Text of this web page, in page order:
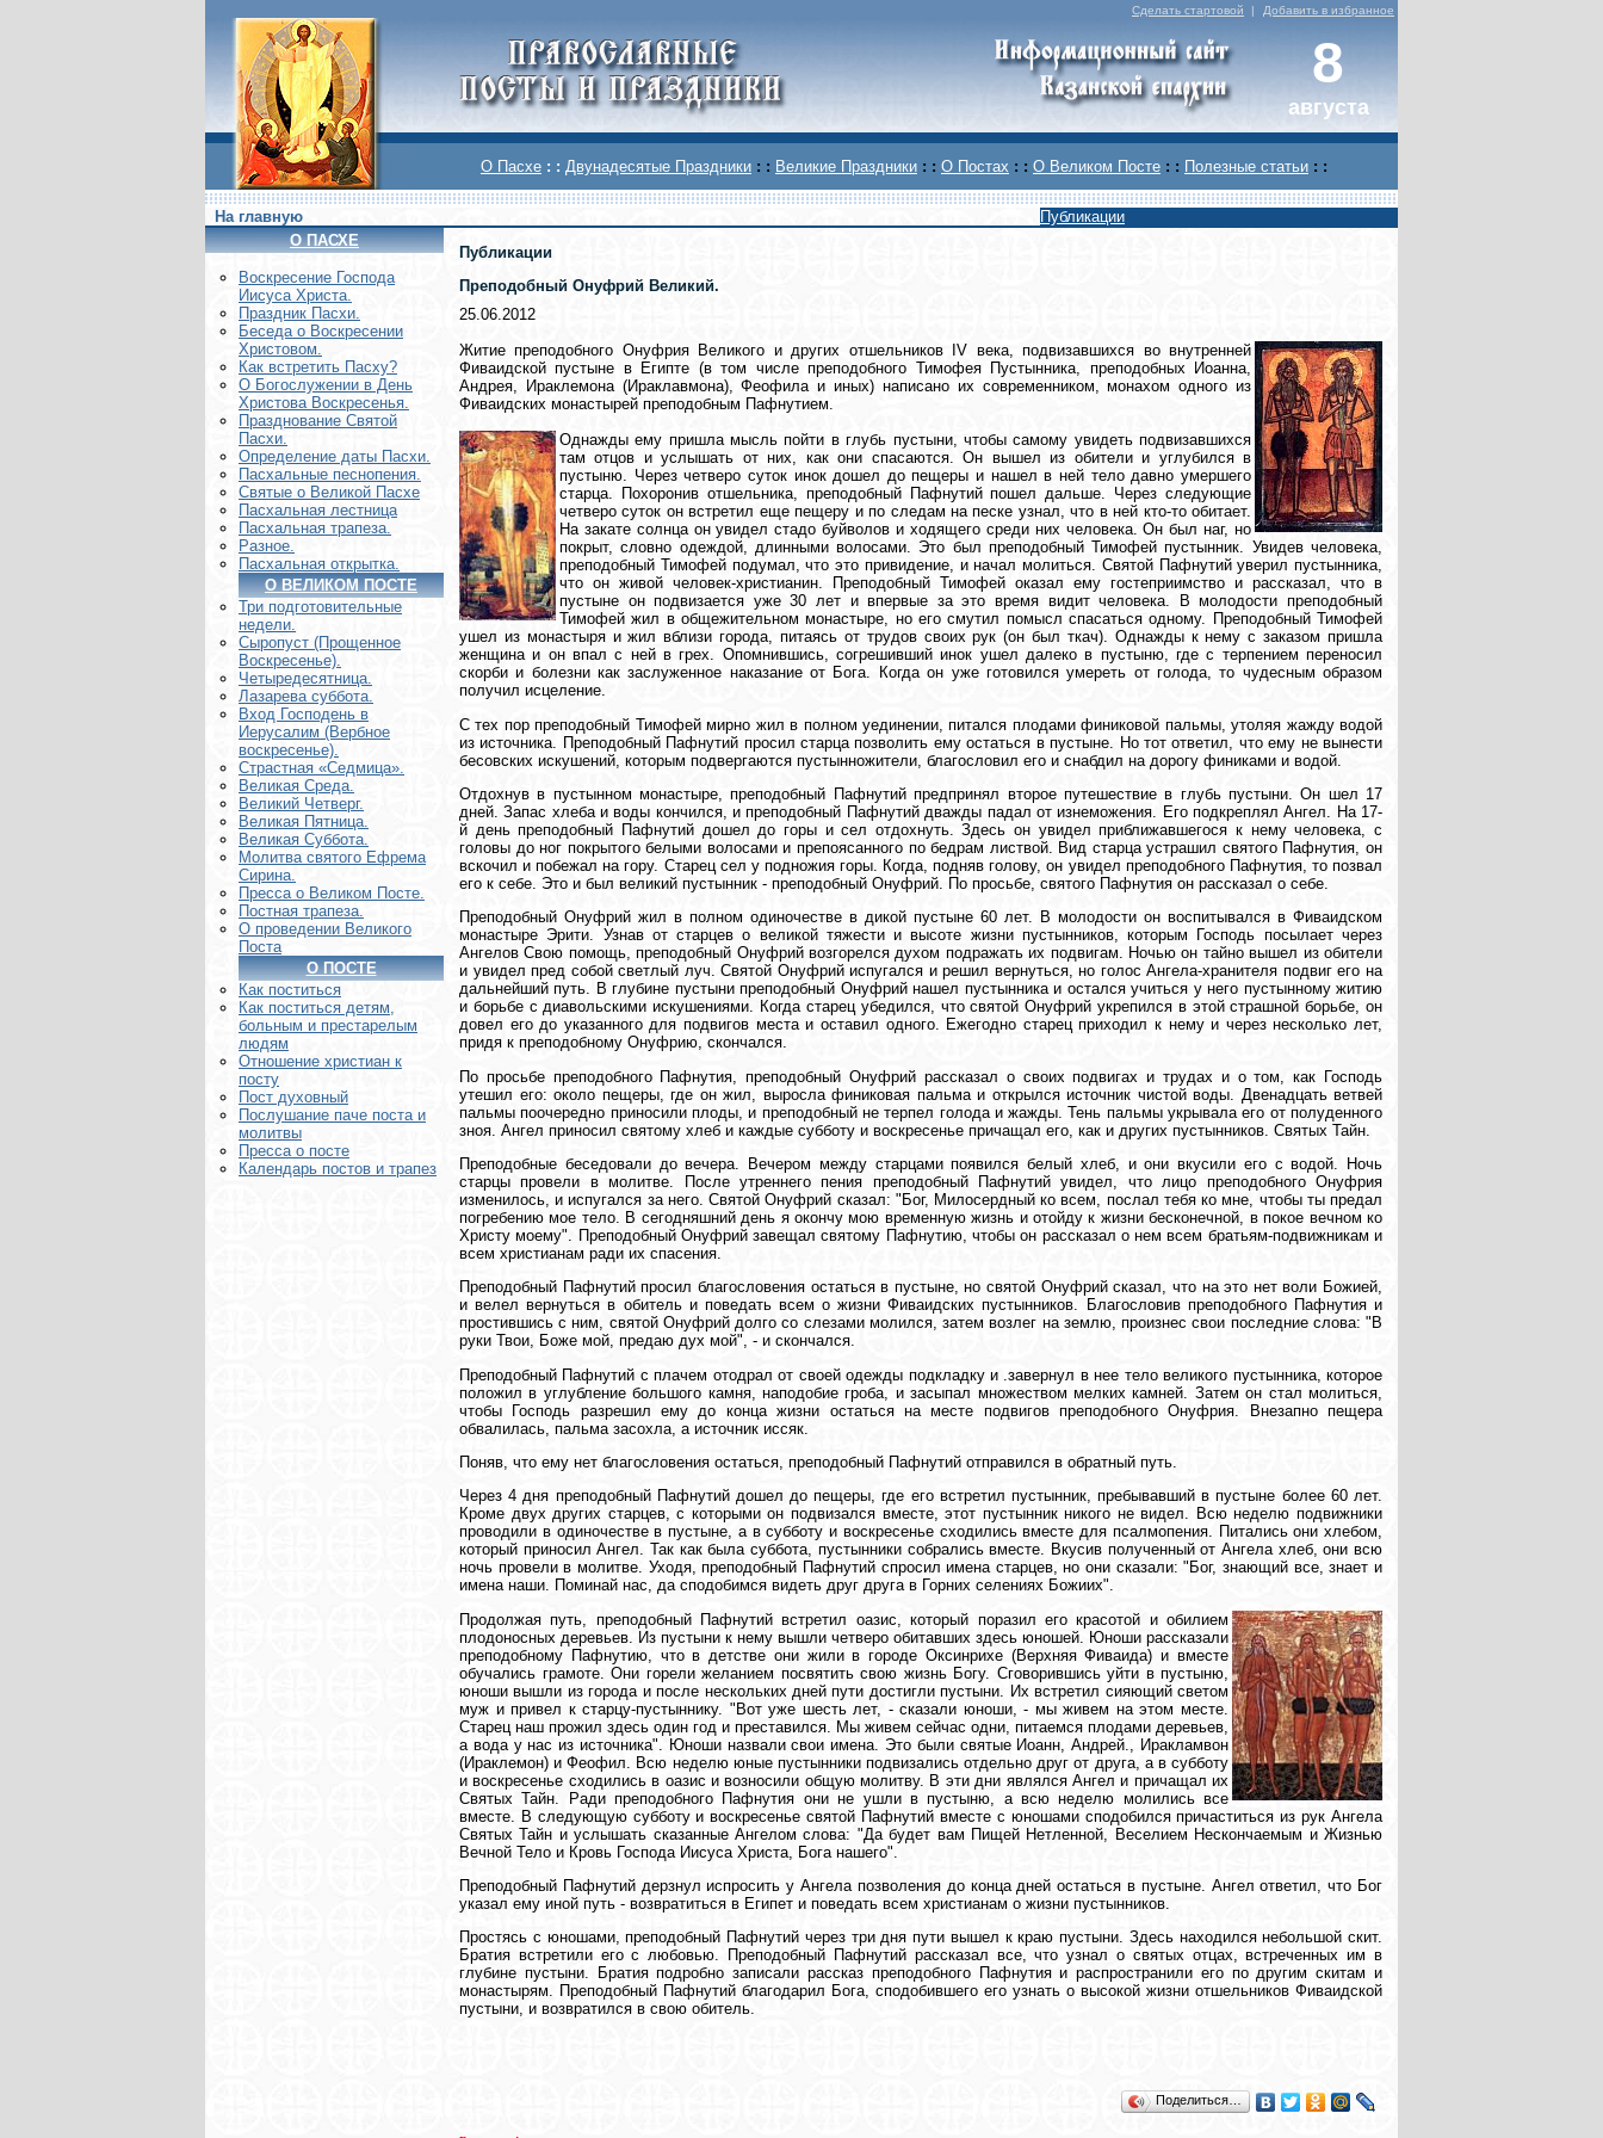
Сделать стартовой | Добавить в избранное
8
августа
О Пасхе : : Двунадесятые Праздники : : Великие Праздники : : О Постах : : О Великом Посте : : Полезные статьи : :
На главную
Публикации
О ПАСХЕ
Воскреcение Господа
Иисуса Христа.
Праздник Пасхи.
Беседа о Воскресении
Христовом.
Как встретить Пасху?
О Богослужении в День
Христова Воскресенья.
Празднование Святой
Пасхи.
Определение даты Пасхи.
Пасхальные песнопения.
Святые о Великой Пасхе
Пасхальная лестница
Пасхальная трапеза.
Разное.
Пасхальная открытка.
О ВЕЛИКОМ ПОСТЕ
Три подготовительные
недели.
Сыропуст (Прощенное
Воскресенье).
Четыредесятница.
Лазарева суббота.
Вход Господень в
Иерусалим (Вербное
воскресенье).
Страстная «Седмица».
Великая Среда.
Великий Четверг.
Великая Пятница.
Великая Суббота.
Молитва святого Ефрема
Сирина.
Пресса о Великом Посте.
Постная трапеза.
О проведении Великого
Поста
О ПОСТЕ
Как поститься
Как поститься детям,
больным и престарелым
людям
Отношение христиан к
посту
Пост духовный
Послушание паче поста и
молитвы
Пресса о посте
Календарь постов и трапез
Публикации
Преподобный Онуфрий Великий.
25.06.2012
Житие преподобного Онуфрия Великого и других отшельников IV века, подвизавшихся во внутренней
Фиваидской пустыне в Египте (в том числе преподобного Тимофея Пустынника, преподобных Иоанна,
Андрея, Ираклемона (Ираклавмона), Феофила и иных) написано их современником, монахом одного из
Фиваидских монастырей преподобным Пафнутием.
Однажды ему пришла мысль пойти в глубь пустыни, чтобы самому увидеть подвизавшихся
там отцов и услышать от них, как они спасаются. Он вышел из обители и углубился в
пустыню. Через четверо суток инок дошел до пещеры и нашел в ней тело давно умершего
старца. Похоронив отшельника, преподобный Пафнутий пошел дальше. Через следующие
четверо суток он встретил еще пещеру и по следам на песке узнал, что в ней кто-то обитает.
На закате солнца он увидел стадо буйволов и ходящего среди них человека. Он был наг, но
покрыт, словно одеждой, длинными волосами. Это был преподобный Тимофей пустынник. Увидев человека,
преподобный Тимофей подумал, что это привидение, и начал молиться. Святой Пафнутий уверил пустынника,
что он живой человек-христианин. Преподобный Тимофей оказал ему гостеприимство и рассказал, что в
пустыне он подвизается уже 30 лет и впервые за это время видит человека. В молодости преподобный
Тимофей жил в общежительном монастыре, но его смутил помысл спасаться одному. Преподобный Тимофей
ушел из монастыря и жил вблизи города, питаясь от трудов своих рук (он был ткач). Однажды к нему с заказом пришла
женщина и он впал с ней в грех. Опомнившись, согрешивший инок ушел далеко в пустыню, где с терпением переносил
скорби и болезни как заслуженное наказание от Бога. Когда он уже готовился умереть от голода, то чудесным образом
получил исцеление.
С тех пор преподобный Тимофей мирно жил в полном уединении, питался плодами финиковой пальмы, утоляя жажду водой
из источника. Преподобный Пафнутий просил старца позволить ему остаться в пустыне. Но тот ответил, что ему не вынести
бесовских искушений, которым подвергаются пустынножители, благословил его и снабдил на дорогу финиками и водой.
Отдохнув в пустынном монастыре, преподобный Пафнутий предпринял второе путешествие в глубь пустыни. Он шел 17
дней. Запас хлеба и воды кончился, и преподобный Пафнутий дважды падал от изнеможения. Его подкреплял Ангел. На 17-
й день преподобный Пафнутий дошел до горы и сел отдохнуть. Здесь он увидел приближавшегося к нему человека, с
головы до ног покрытого белыми волосами и препоясанного по бедрам листвой. Вид старца устрашил святого Пафнутия, он
вскочил и побежал на гору. Старец сел у подножия горы. Когда, подняв голову, он увидел преподобного Пафнутия, то позвал
его к себе. Это и был великий пустынник - преподобный Онуфрий. По просьбе, святого Пафнутия он рассказал о себе.
Преподобный Онуфрий жил в полном одиночестве в дикой пустыне 60 лет. В молодости он воспитывался в Фиваидском
монастыре Эрити. Узнав от старцев о великой тяжести и высоте жизни пустынников, которым Господь посылает через
Ангелов Свою помощь, преподобный Онуфрий возгорелся духом подражать их подвигам. Ночью он тайно вышел из обители
и увидел пред собой светлый луч. Святой Онуфрий испугался и решил вернуться, но голос Ангела-хранителя подвиг его на
дальнейший путь. В глубине пустыни преподобный Онуфрий нашел пустынника и остался учиться у него пустынному житию
и борьбе с диавольскими искушениями. Когда старец убедился, что святой Онуфрий укрепился в этой страшной борьбе, он
довел его до указанного для подвигов места и оставил одного. Ежегодно старец приходил к нему и через несколько лет,
придя к преподобному Онуфрию, скончался.
По просьбе преподобного Пафнутия, преподобный Онуфрий рассказал о своих подвигах и трудах и о том, как Господь
утешил его: около пещеры, где он жил, выросла финиковая пальма и открылся источник чистой воды. Двенадцать ветвей
пальмы поочередно приносили плоды, и преподобный не терпел голода и жажды. Тень пальмы укрывала его от полуденного
зноя. Ангел приносил святому хлеб и каждые субботу и воскресенье причащал его, как и других пустынников. Святых Тайн.
Преподобные беседовали до вечера. Вечером между старцами появился белый хлеб, и они вкусили его с водой. Ночь
старцы провели в молитве. После утреннего пения преподобный Пафнутий увидел, что лицо преподобного Онуфрия
изменилось, и испугался за него. Святой Онуфрий сказал: "Бог, Милосердный ко всем, послал тебя ко мне, чтобы ты предал
погребению мое тело. В сегодняшний день я окончу мою временную жизнь и отойду к жизни бесконечной, в покое вечном ко
Христу моему". Преподобный Онуфрий завещал святому Пафнутию, чтобы он рассказал о нем всем братьям-подвижникам и
всем христианам ради их спасения.
Преподобный Пафнутий просил благословения остаться в пустыне, но святой Онуфрий сказал, что на это нет воли Божией,
и велел вернуться в обитель и поведать всем о жизни Фиваидских пустынников. Благословив преподобного Пафнутия и
простившись с ним, святой Онуфрий долго со слезами молился, затем возлег на землю, произнес свои последние слова: "В
руки Твои, Боже мой, предаю дух мой", - и скончался.
Преподобный Пафнутий с плачем отодрал от своей одежды подкладку и .завернул в нее тело великого пустынника, которое
положил в углубление большого камня, наподобие гроба, и засыпал множеством мелких камней. Затем он стал молиться,
чтобы Господь разрешил ему до конца жизни остаться на месте подвигов преподобного Онуфрия. Внезапно пещера
обвалилась, пальма засохла, а источник иссяк.
Поняв, что ему нет благословения остаться, преподобный Пафнутий отправился в обратный путь.
Через 4 дня преподобный Пафнутий дошел до пещеры, где его встретил пустынник, пребывавший в пустыне более 60 лет.
Кроме двух других старцев, с которыми он подвизался вместе, этот пустынник никого не видел. Всю неделю подвижники
проводили в одиночестве в пустыне, а в субботу и воскресенье сходились вместе для псалмопения. Питались они хлебом,
который приносил Ангел. Так как была суббота, пустынники собрались вместе. Вкусив полученный от Ангела хлеб, они всю
ночь провели в молитве. Уходя, преподобный Пафнутий спросил имена старцев, но они сказали: "Бог, знающий все, знает и
имена наши. Поминай нас, да сподобимся видеть друг друга в Горних селениях Божиих".
Продолжая путь, преподобный Пафнутий встретил оазис, который поразил его красотой и обилием
плодоносных деревьев. Из пустыни к нему вышли четверо обитавших здесь юношей. Юноши рассказали
преподобному Пафнутию, что в детстве они жили в городе Оксинрихе (Верхняя Фиваида) и вместе
обучались грамоте. Они горели желанием посвятить свою жизнь Богу. Сговорившись уйти в пустыню,
юноши вышли из города и после нескольких дней пути достигли пустыни. Их встретил сияющий светом
муж и привел к старцу-пустыннику. "Вот уже шесть лет, - сказали юноши, - мы живем на этом месте.
Старец наш прожил здесь один год и преставился. Мы живем сейчас одни, питаемся плодами деревьев,
а вода у нас из источника". Юноши назвали свои имена. Это были святые Иоанн, Андрей., Иракламвон
(Ираклемон) и Феофил. Всю неделю юные пустынники подвизались отдельно друг от друга, а в субботу
и воскресенье сходились в оазис и возносили общую молитву. В эти дни являлся Ангел и причащал их
Святых Тайн. Ради преподобного Пафнутия они не ушли в пустыню, а всю неделю молились все
вместе. В следующую субботу и воскресенье святой Пафнутий вместе с юношами сподобился причаститься из рук Ангела
Святых Тайн и услышать сказанные Ангелом слова: "Да будет вам Пищей Нетленной, Веселием Нескончаемым и Жизнью
Вечной Тело и Кровь Господа Иисуса Христа, Бога нашего".
Преподобный Пафнутий дерзнул испросить у Ангела позволения до конца дней остаться в пустыне. Ангел ответил, что Бог
указал ему иной путь - возвратиться в Египет и поведать всем христианам о жизни пустынников.
Простясь с юношами, преподобный Пафнутий через три дня пути вышел к краю пустыни. Здесь находился небольшой скит.
Братия встретили его с любовью. Преподобный Пафнутий рассказал все, что узнал о святых отцах, встреченных им в
глубине пустыни. Братия подробно записали рассказ преподобного Пафнутия и распространили его по другим скитам и
монастырям. Преподобный Пафнутий благодарил Бога, сподобившего его узнать о высокой жизни отшельников Фиваидской
пустыни, и возвратился в свою обитель.
Поделиться…